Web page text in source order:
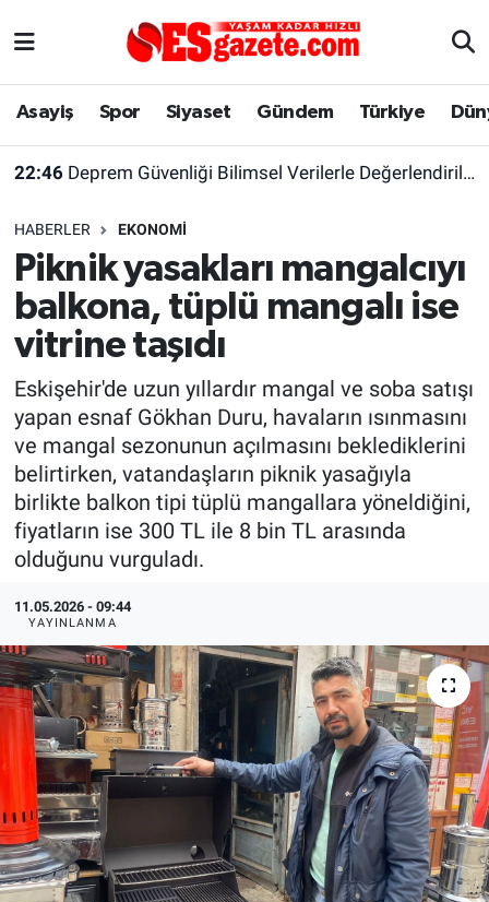
Asayiş Spor Siyaset Gündem Türkiye
22:46 Deprem Güvenliği Bilimsel Verilerle Değerlendirilmeli
HABERLER EKONOMI
Piknik yasakları mangalcıyı
balkona, tüplü mangalı ise
vitrine taşıdı
Eskişehir'de uzun yıllardır mangal ve soba satışı
yapan esnaf Gökhan Duru, havaların ısınmasını
ve mangal sezonunun açılmasını beklediklerini
belirtirken, vatandaşların piknik yasağıyla
birlikte balkon tipi tüplü mangallara yöneldiğini,
fiyatların ise 300 TL ile 8 bin TL arasında
olduğunu vurguladı.
11.05.2026 - 09:44
YAYINLANMA
Asayiş
Gündem
Türkiye
Dünya
Sağlık
Alış-Veriş/İş dünyası
Yaşam
Eskişehirspor Arşivi
Eskişehir Arşivi
Röportaj
Ekonomi
Kültür Sanat
Politika
Kütahya
Gezi
Genel
Çevre
Yerel
Eskişehir Nöbetçi Eczaneler
Süper Lig Puan Durumu ve Fikstür
Tüm Manşetler
Son Dakika Haberleri
Haber Arşivi